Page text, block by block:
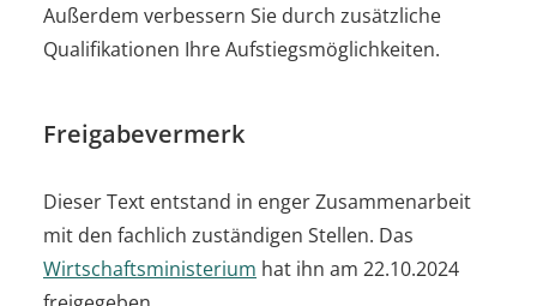
Außerdem verbessern Sie durch zusätzliche
Qualifikationen Ihre Aufstiegsmöglichkeiten.
Freigabevermerk
Dieser Text entstand in enger Zusammenarbeit
mit den fachlich zuständigen Stellen. Das
Wirtschaftsministerium hat ihn am 22.10.2024